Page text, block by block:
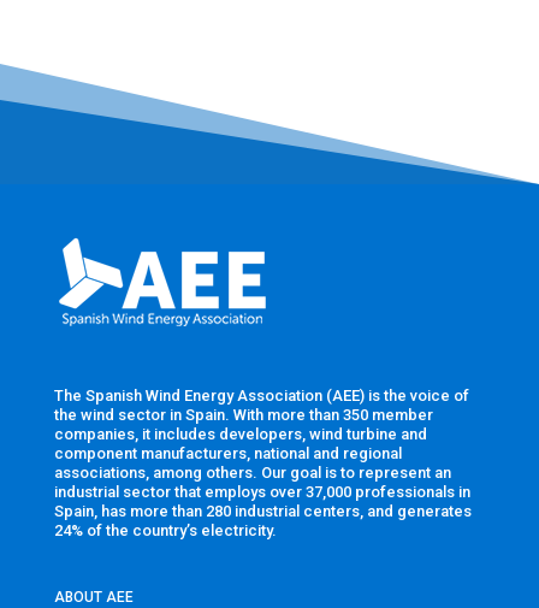
The Spanish Wind Energy Association (AEE) is the voice of
the wind sector in Spain. With more than 350 member
companies, it includes developers, wind turbine and
component manufacturers, national and regional
associations, among others. Our goal is to represent an
industrial sector that employs over 37,000 professionals in
Spain, has more than 280 industrial centers, and generates
24% of the country’s electricity.
ABOUT AEE